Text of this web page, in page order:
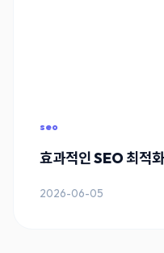
seo
효과적인 SEO 최적
2026-06-05